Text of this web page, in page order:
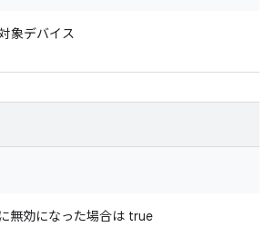
象デバイス
無効になった場合は true